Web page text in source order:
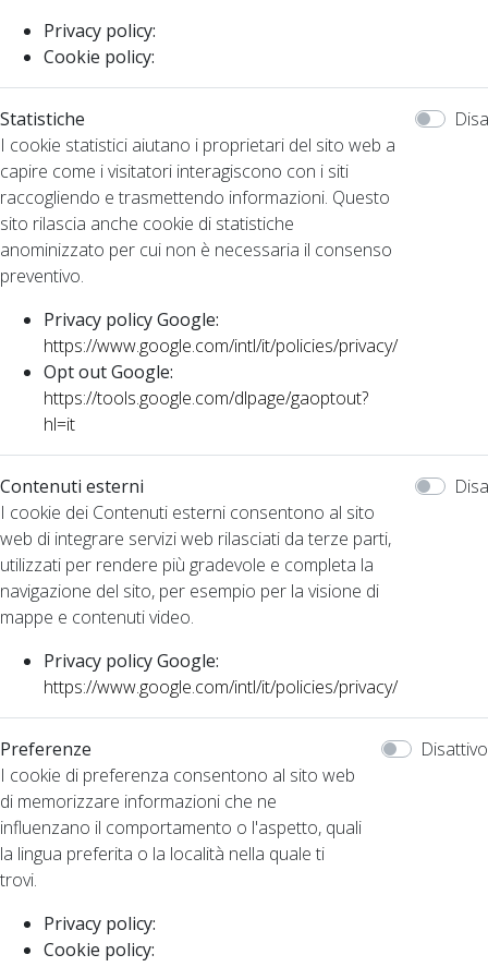
Privacy policy:
Cookie policy:
Statistiche
I cookie statistici aiutano i proprietari del sito web a
capire come i visitatori interagiscono con i siti
raccogliendo e trasmettendo informazioni. Questo
sito rilascia anche cookie di statistiche
anominizzato per cui non è necessaria il consenso
preventivo.
Privacy policy Google:
https://www.google.com/intl/it/policies/privacy/
Opt out Google:
https://tools.google.com/dlpage/gaoptout?
hl=it
Contenuti esterni
I cookie dei Contenuti esterni consentono al sito
web di integrare servizi web rilasciati da terze parti,
utilizzati per rendere più gradevole e completa la
navigazione del sito, per esempio per la visione di
mappe e contenuti video.
Privacy policy Google:
https://www.google.com/intl/it/policies/privacy/
Preferenze
I cookie di preferenza consentono al sito web
di memorizzare informazioni che ne
influenzano il comportamento o l'aspetto, quali
la lingua preferita o la località nella quale ti
trovi.
Privacy policy:
Cookie policy:
Disattivo